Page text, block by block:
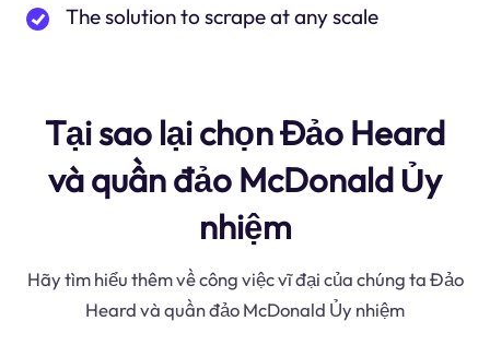
The solution to scrape at any scale
Tại sao lại chọn Đảo Heard
và quần đảo McDonald Ủy
nhiệm
Hãy tìm hiểu thêm về công việc vĩ đại của chúng ta Đảo
Heard và quần đảo McDonald Ủy nhiệm